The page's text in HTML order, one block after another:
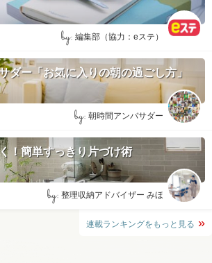
by: 編集部（協力：eステ）
ダー「お気に入りの朝の過ごし方」
by: 朝時間アンバサダー
！簡単すっきり片づけ術
by: 整理収納アドバイザー みほ
連載ランキングをもっと見る